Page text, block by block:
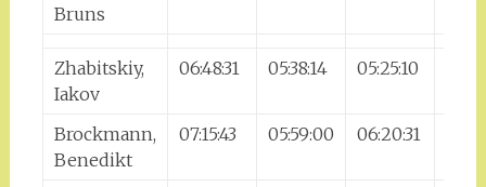
Bruns
Zhabitskiy,
Iakov
06:48:31 05:38:14 05:25:10
Brockmann,
Benedikt
07:15:43 05:59:00 06:20:31